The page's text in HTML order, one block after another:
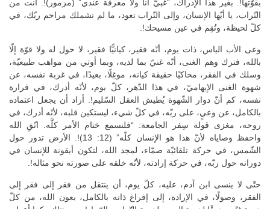
بقوّتها!. بغير هذا الإدراك، “غبيّ أنا ولا معرفة عندي” (مزمور)!. أنت من
التّراب، يا أيّها الإنسان، وإلى التّراب تعود، ما لم تشملك مراحم ربّك، في
كلّ لحيظة، وتُقِم في عين مسيحك!.
وعى الأب الياس، ذات يوم، أنّه فقير، كيانيًّا فقير، لا حول له ولا قوّة إلّا
بالله، فترك وهم الغنى، أنّه غنيّ بما لديه، وبما أوتي من مواهب طبيعيّة،
وسلك في الفقر، محاكيًا حقيقة كيانه، موغِلًا، بعيدًا، في غربة نفسه، عن
شهوة الغنى الإيهاميّ، في هذا الدّهر، كلّ يوم، لأنّه أدرك، في قرارة
نفسه، كم أنّ دوار الشّهوة يُطيش العقل السّليم!. أراد أن يجعل اعتماده
بالكامل، عن وعيٍ، على ربّه، في كلّ شيء، ليستكين قلبه، لأنّه أدرك، في
روحه، مغزى قولة سِفر الجامعة: “فلنسمع ختام الأمر كلَّه. اتّقِ الله
واحفظ وصاياه لأنّ هذا هو الإنسان كلّه” (12: 13)!. الأرض تدور حول
الشّمس، في حركة تلقائيّة صمّاء، لمجد الله، لتكون أيقونة للإنسان في
دورانه حول ربّه، في حركة إرادته، لأنّه خلقه على صورته نحو مثاله!.
حتّى لا ينسى ابن آدم، عليه، كلّ يوم، أن ينتقل من فقر إلى فقر إلى
الفقر، وصولًا، في الإرادة، إلى إفراغ ذاته بالكامل، بعون الله، من كلّ